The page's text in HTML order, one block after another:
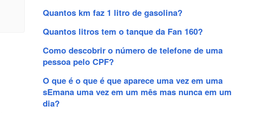
Quantos km faz 1 litro de gasolina?
Quantos litros tem o tanque da Fan 160?
Como descobrir o número de telefone de uma
pessoa pelo CPF?
O que é o que é que aparece uma vez em uma
sEmana uma vez em um mês mas nunca em um
dia?